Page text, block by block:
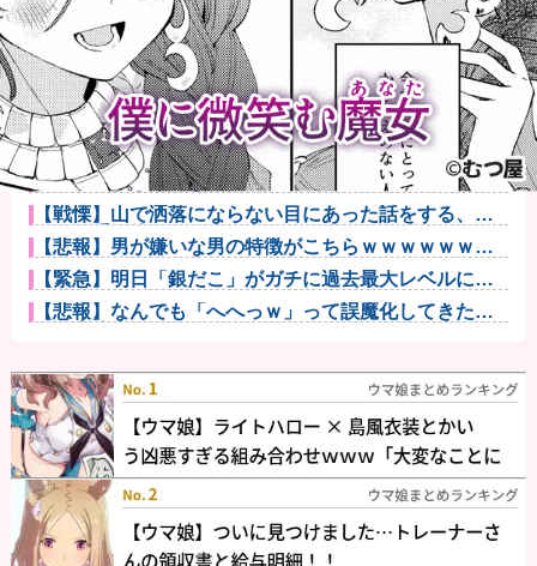
【食料自給率】過去最低37% 25年度、コメ消費減響
く他
【衝撃】テレビ大好き高齢者のテレビ離れ、遂に始ま
る…他
【悲報】元TOKIO長瀬智也さん、バイク写真を投稿す
るも女子...
【高校野球】甲子園 初ジャッジの女性審判・佐藤加
奈さん、自ら...
フリマ民「あと500円値下げ出来ませんか」ワイ「ほ～
い購入ｗ...
【画像】ごきげんな朝飯だ･･･他
【戦慄】山で洒落にならない目にあった話をする、オ
カルト系で他
【悲報】男が嫌いな男の特徴がこちらｗｗｗｗｗｗｗ
ｗｗｗ
【緊急】明日「銀だこ」がガチに過去最大レベルに混
みそうwww...
【悲報】なんでも「へへっｗ」って誤魔化してきたワ